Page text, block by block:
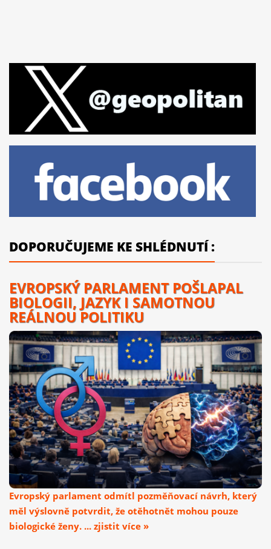
DOPORUČUJEME KE SHLÉDNUTÍ :
EVROPSKÝ PARLAMENT POŠLAPAL
BIOLOGII, JAZYK I SAMOTNOU
REÁLNOU POLITIKU
Evropský parlament odmítl pozměňovací návrh, který
měl výslovně potvrdit, že otěhotnět mohou pouze
biologické ženy. ... zjistit více »